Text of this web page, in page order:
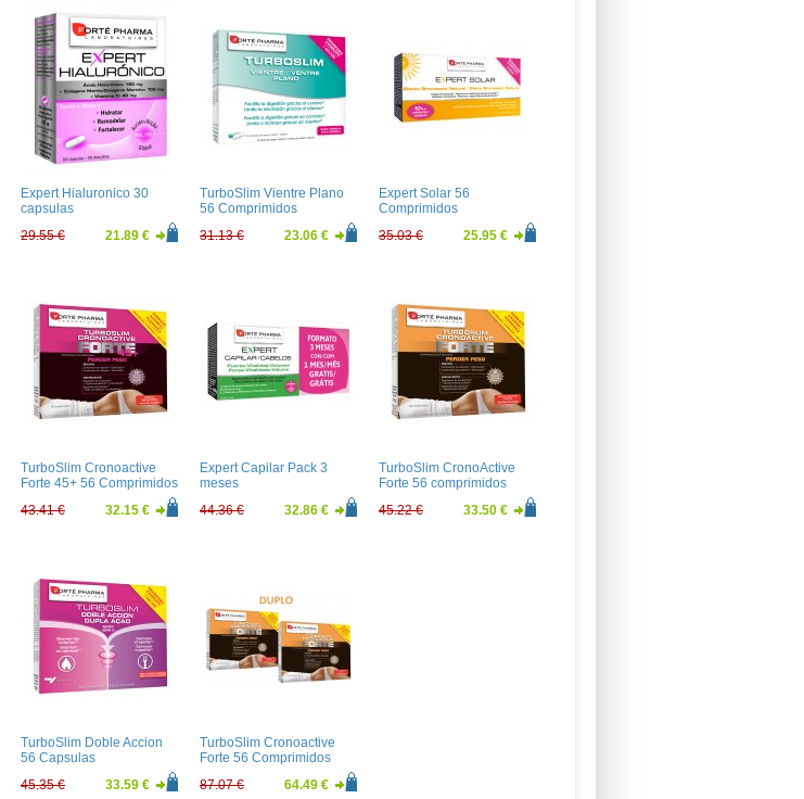
Expert Hialuronico 30
capsulas
29.55 €
21.89 €
TurboSlim Vientre Plano
56 Comprimidos
31.13 €
23.06 €
Expert Solar 56
Comprimidos
35.03 €
25.95 €
TurboSlim Cronoactive
Forte 45+ 56 Comprimidos
43.41 €
32.15 €
Expert Capilar Pack 3
meses
44.36 €
32.86 €
TurboSlim CronoActive
Forte 56 comprimidos
45.22 €
33.50 €
TurboSlim Doble Accion
56 Capsulas
45.35 €
33.59 €
TurboSlim Cronoactive
Forte 56 Comprimidos
87.07 € 64.49 €